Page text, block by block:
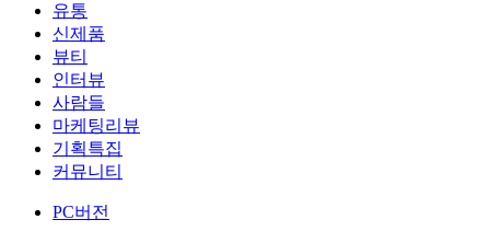
유통
신제품
뷰티
인터뷰
사람들
마케팅리뷰
기획특집
커뮤니티
PC버전